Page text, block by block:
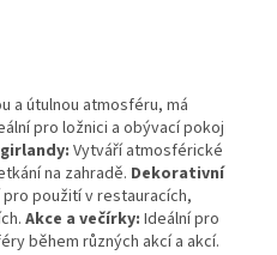
a útulnou atmosféru, má
pro ložnici a obývací pokoj
Vytváří atmosférické
na zahradě. Dekorativní
použití v restauracích,
Akce a večírky: Ideální pro
během různých akcí a akcí.